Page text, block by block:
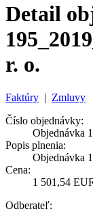
Detail
r. o.
Faktúry | Zmluvy
Číslo objednávky:
Objednávka
Popis plnenia:
Objednávka
Cena:
1 501,54
Odberateľ: